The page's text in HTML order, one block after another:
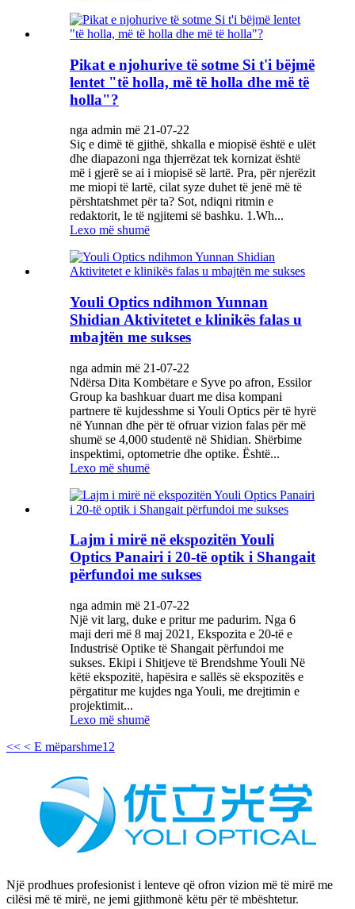
Pikat e njohurive të sotme Si t'i bëjmë
lentet "të holla, më të holla dhe më të
holla"?
nga admin më 21-07-22
Siç e dimë të gjithë, shkalla e miopisë është e ulët
dhe diapazoni nga thjerrëzat tek kornizat është
më i gjerë se ai i miopisë së lartë. Pra, për njerëzit
me miopi të lartë, cilat syze duhet të jenë më të
përshtatshmet për ta? Sot, ndiqni ritmin e
redaktorit, le të ngjitemi së bashku. 1.Wh...
Lexo më shumë
Youli Optics ndihmon Yunnan
Shidian Aktivitetet e klinikës falas u
mbajtën me sukses
nga admin më 21-07-22
Ndërsa Dita Kombëtare e Syve po afron, Essilor
Group ka bashkuar duart me disa kompani
partnere të kujdesshme si Youli Optics për të hyrë
në Yunnan dhe për të ofruar vizion falas për më
shumë se 4,000 studentë në Shidian. Shërbime
inspektimi, optometrie dhe optike. Është...
Lexo më shumë
Lajm i mirë në ekspozitën Youli
Optics Panairi i 20-të optik i Shangait
përfundoi me sukses
nga admin më 21-07-22
Një vit larg, duke e pritur me padurim. Nga 6
maji deri më 8 maj 2021, Ekspozita e 20-të e
Industrisë Optike të Shangait përfundoi me
sukses. Ekipi i Shitjeve të Brendshme Youli Në
këtë ekspozitë, hapësira e sallës së ekspozitës e
përgatitur me kujdes nga Youli, me drejtimin e
projektimit...
Lexo më shumë
<< < E mëparshme1 2
Një prodhues profesionist i lenteve që ofron vizion më të mirë me
cilësi më të mirë, ne jemi gjithmonë këtu për të mbështetur.